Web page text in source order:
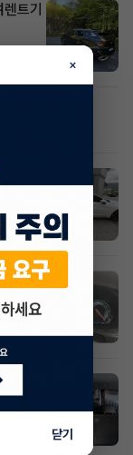
트기
!!
연락
전자
×
닫기